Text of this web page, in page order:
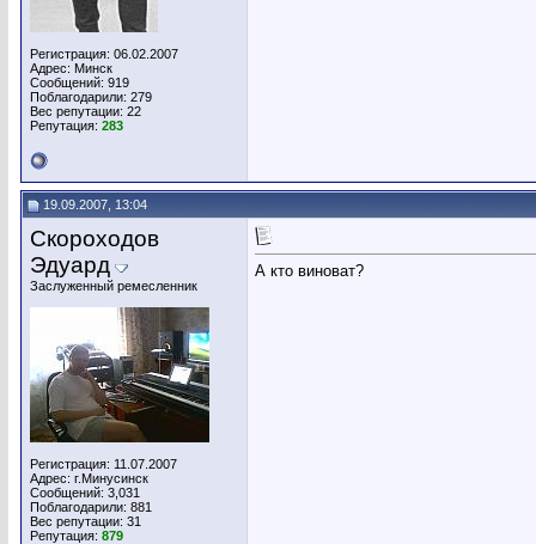
Регистрация: 06.02.2007
Адрес: Минск
Сообщений: 919
Поблагодарили: 279
Вес репутации: 22
Репутация: 283
19.09.2007, 13:04
Скороходов
Эдуард
Заслуженный ремесленник
Регистрация: 11.07.2007
Адрес: г.Минусинск
Сообщений: 3,031
Поблагодарили: 881
Вес репутации: 31
Репутация: 879
А кто виноват?